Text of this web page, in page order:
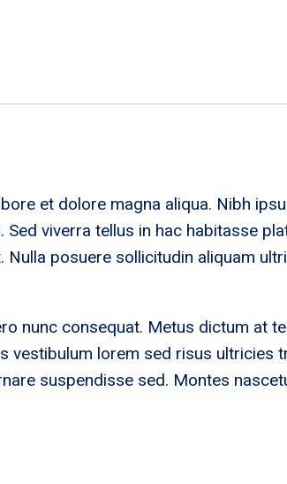
et dolore magna aliqua. Nibh
viverra tellus in hac habitasse
posuere sollicitudin aliquam
nunc consequat. Metus dictum at
vestibulum lorem sed risus ultricies
suspendisse sed. Montes